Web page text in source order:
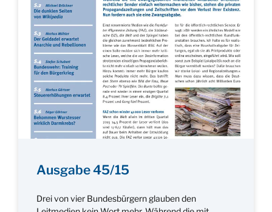
Ausgabe 45/15
Drei von vier Bundesbürgern glauben den